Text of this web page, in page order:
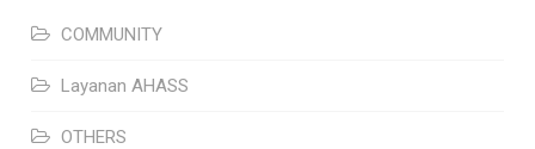
COMMUNITY
Layanan AHASS
OTHERS